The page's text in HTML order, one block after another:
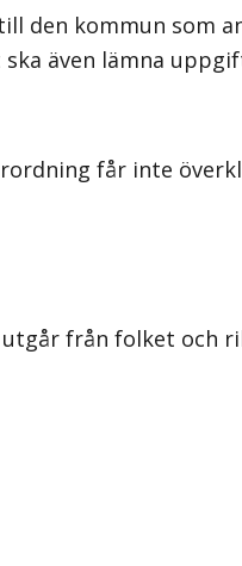
den kommun som
även lämna
får inte
från folket och